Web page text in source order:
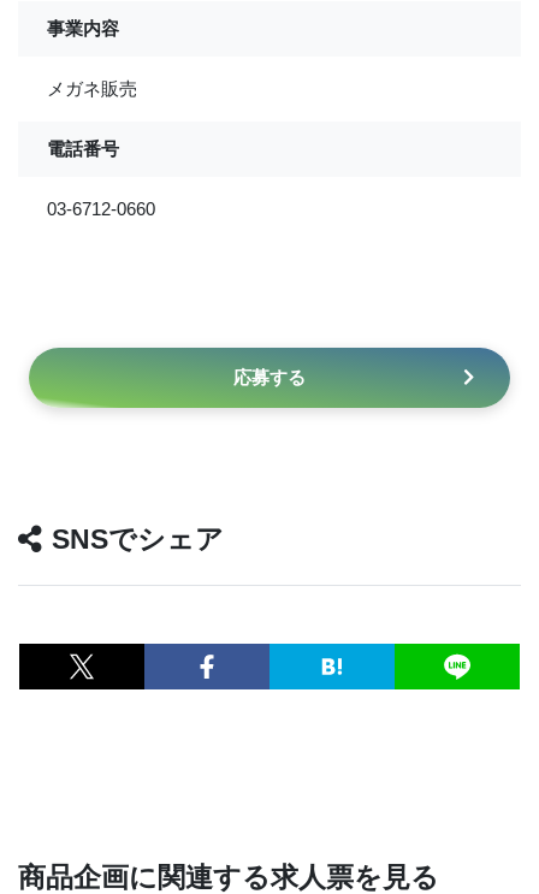
事業内容
メガネ販売
電話番号
03-6712-0660
応募する
SNSでシェア
商品企画に関連する求人票を見る